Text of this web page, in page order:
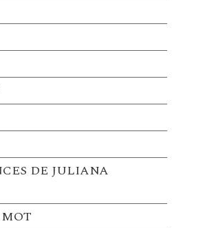
DE JULIANA